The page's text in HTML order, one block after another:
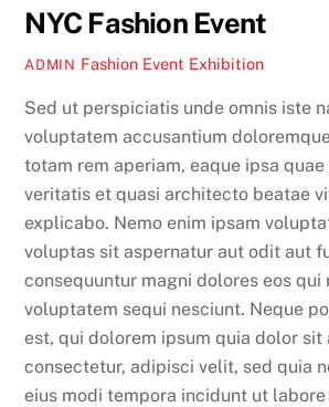
NYC Fashion Event
ADMIN Fashion Event Exhibition
Sed ut perspiciatis unde omnis iste
voluptatem accusantium
totam rem aperiam, eaque ipsa
veritatis et quasi architecto beatae
explicabo. Nemo enim ipsam
voluptas sit aspernatur aut odit aut
consequuntur magni dolores eos qui
voluptatem sequi nesciunt. Neque
est, qui dolorem ipsum quia dolor sit
consectetur, adipisci velit, sed quia
eius modi tempora incidunt ut